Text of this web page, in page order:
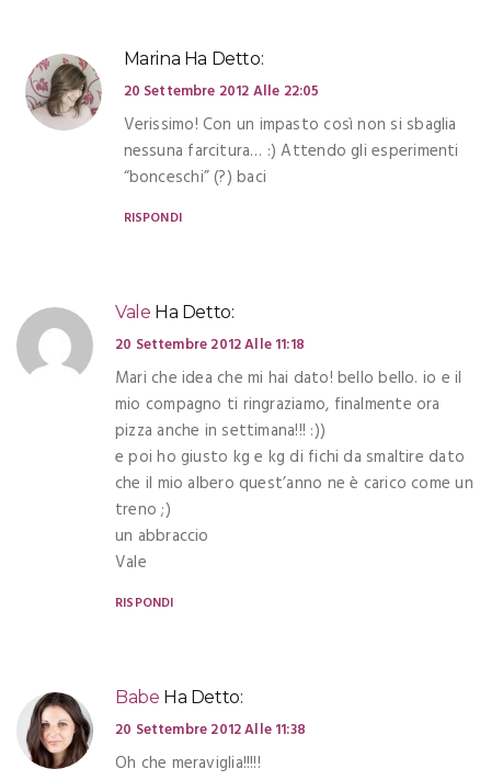
Marina Ha Detto:
20 Settembre 2012 Alle 22:05
Verissimo! Con un impasto così non si sbaglia
nessuna farcitura… :) Attendo gli esperimenti
“bonceschi” (?) baci
RISPONDI
Vale Ha Detto:
20 Settembre 2012 Alle 11:18
Mari che idea che mi hai dato! bello bello. io e il
mio compagno ti ringraziamo, finalmente ora
pizza anche in settimana!!! :))
e poi ho giusto kg e kg di fichi da smaltire dato
che il mio albero quest’anno ne è carico come un
treno ;)
un abbraccio
Vale
RISPONDI
Babe Ha Detto:
20 Settembre 2012 Alle 11:38
Oh che meraviglia!!!!!